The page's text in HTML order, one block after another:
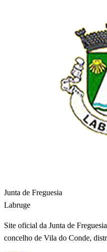
Junta de Freguesia
Labruge
Site oficial da Junta de
concelho de Vila do Conde,